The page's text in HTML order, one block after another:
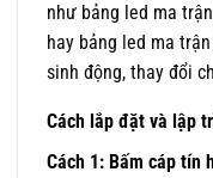
như bảng led ma
hay bảng led ma
sinh động, thay đổi
Cách lắp đặt và lập
Cách 1: Bấm cáp tín